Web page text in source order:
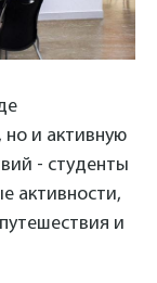
но и активную
- студенты
активности,
и